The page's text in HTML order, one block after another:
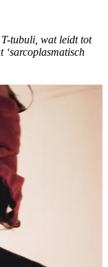
tubuli, wat leidt tot